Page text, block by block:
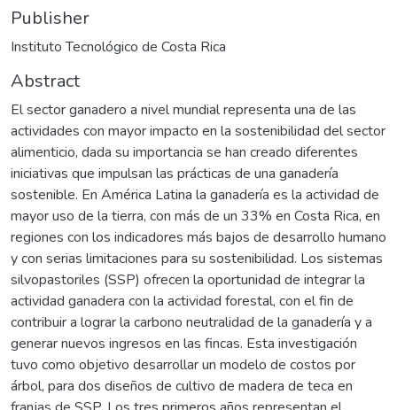
Publisher
Instituto Tecnológico de Costa Rica
Abstract
El sector ganadero a nivel mundial representa una de las
actividades con mayor impacto en la sostenibilidad del sector
alimenticio, dada su importancia se han creado diferentes
iniciativas que impulsan las prácticas de una ganadería
sostenible. En América Latina la ganadería es la actividad de
mayor uso de la tierra, con más de un 33% en Costa Rica, en
regiones con los indicadores más bajos de desarrollo humano
y con serias limitaciones para su sostenibilidad. Los sistemas
silvopastoriles (SSP) ofrecen la oportunidad de integrar la
actividad ganadera con la actividad forestal, con el fin de
contribuir a lograr la carbono neutralidad de la ganadería y a
generar nuevos ingresos en las fincas. Esta investigación
tuvo como objetivo desarrollar un modelo de costos por
árbol, para dos diseños de cultivo de madera de teca en